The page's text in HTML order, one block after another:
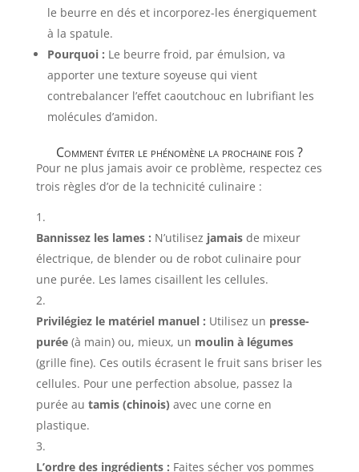
le beurre en dés et incorporez-les énergiquement
à la spatule.
Pourquoi : Le beurre froid, par émulsion, va
apporter une texture soyeuse qui vient
contrebalancer l’effet caoutchouc en lubrifiant les
molécules d’amidon.
Comment éviter le phénomène la prochaine fois ?
Pour ne plus jamais avoir ce problème, respectez ces
trois règles d’or de la technicité culinaire :
Bannissez les lames : N’utilisez jamaisde mixeur
électrique, de blender ou de robot culinaire pour
une purée. Les lames cisaillent les cellules.
Privilégiez le matériel manuel : Utilisez un presse-
purée(à main) ou, mieux, un moulin à légumes
(grille fine). Ces outils écrasent le fruit sans briser les
cellules. Pour une perfection absolue, passez la
purée au tamis (chinois) avec une corne en
plastique.
L’ordre des ingrédients : Faites sécher vos pommes